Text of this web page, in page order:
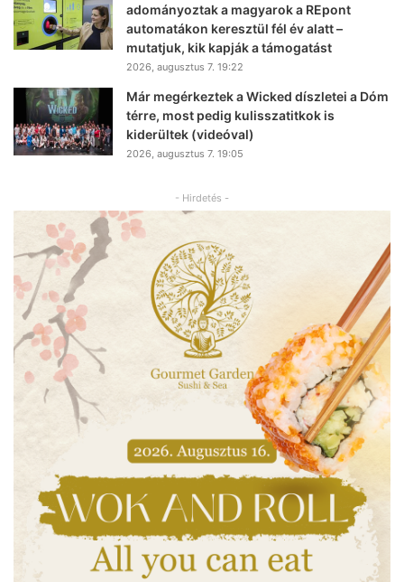
adományoztak a magyarok a REpont
automatákon keresztül fél év alatt –
mutatjuk, kik kapják a támogatást
2026, augusztus 7. 19:22
Már megérkeztek a Wicked díszletei a Dóm
térre, most pedig kulisszatitkok is
kiderültek (videóval)
2026, augusztus 7. 19:05
- Hirdetés -